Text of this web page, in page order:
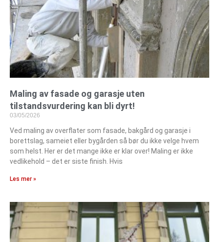
Maling av fasade og garasje uten
tilstandsvurdering kan bli dyrt!
03/05/2026
Ved maling av overflater som fasade, bakgård og garasje i
borettslag, sameiet eller bygården så bør du ikke velge hvem
som helst. Her er det mange ikke er klar over! Maling er ikke
vedlikehold – det er siste finish. Hvis
Les mer »